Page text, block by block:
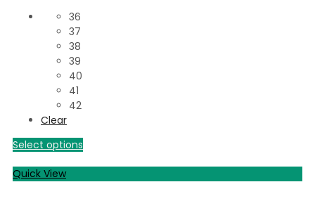
36
37
38
39
40
41
42
Clear
Select options
Quick View